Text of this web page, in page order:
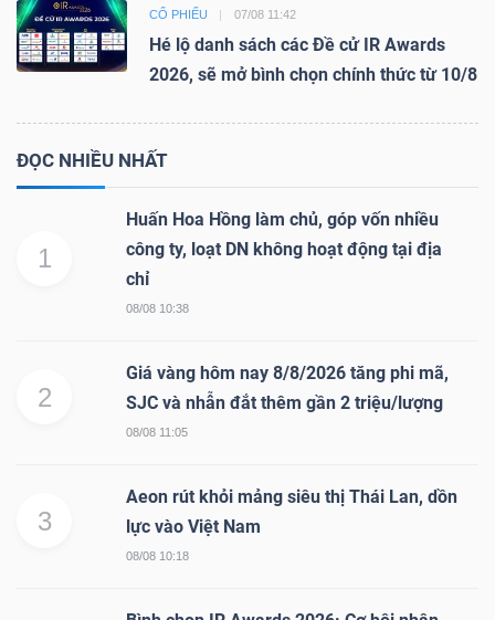
CỔ PHIẾU 07/08 11:42
Hé lộ danh sách các Đề cử IR Awards
2026, sẽ mở bình chọn chính thức từ 10/8
ĐỌC NHIỀU NHẤT
1
Huấn Hoa Hồng làm chủ, góp vốn nhiều
công ty, loạt DN không hoạt động tại địa
chỉ
08/08 10:38
2
Giá vàng hôm nay 8/8/2026 tăng phi mã,
SJC và nhẫn đắt thêm gần 2 triệu/lượng
08/08 11:05
3
Aeon rút khỏi mảng siêu thị Thái Lan, dồn
lực vào Việt Nam
08/08 10:18